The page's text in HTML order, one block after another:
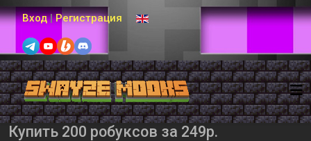
Вход | Регистрация Выберите язык
Купить 200 робуксов за 249р.